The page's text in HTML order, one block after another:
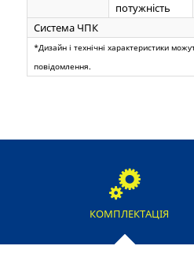
потужність
Система ЧПК
*Дизайн і технічні характеристики
повідомлення.
КОМПЛЕКТАЦІЯ